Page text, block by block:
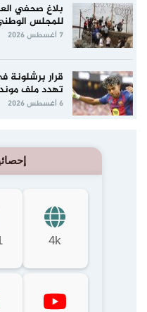
بلاغ صحفي
للمجلس
7 أغسطس 2026
قرار برشلونة
تهدد ملف مونديال 2030
6 أغسطس 2026
4k